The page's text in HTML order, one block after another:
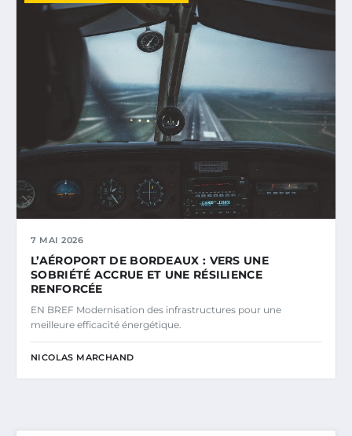
7 MAI 2026
L’AÉROPORT DE BORDEAUX : VERS UNE
SOBRIÉTÉ ACCRUE ET UNE RÉSILIENCE
RENFORCÉE
EN BREF Modernisation des infrastructures pour une
meilleure efficacité énergétique.
NICOLAS MARCHAND